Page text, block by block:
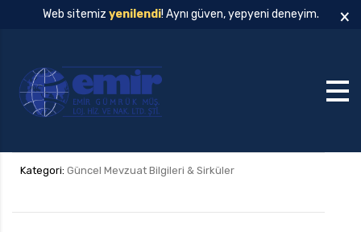
Web sitemiz yenilendi! Aynı güven, yepyeni deneyim. ×
Kategori: Güncel Mevzuat Bilgileri & Sirküler